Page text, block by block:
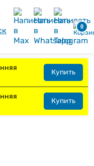
0
Купить
Купить